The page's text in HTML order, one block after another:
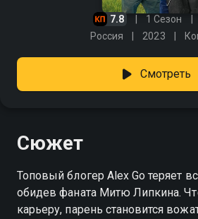
7.8 1 Сезон
Россия 2023
Смотреть
Сюжет
Топовый блогер Alex Go теряет
обидев фаната Митю Липкина.
карьеру, парень становится